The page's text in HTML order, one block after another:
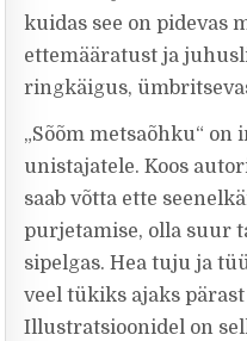
kuidas see on pidevas
ettemääratust ja
ringkäigus,
„Sõõm metsaõhku“
unistajatele. Koos
saab võtta ette
purjetamise, olla suur
sipelgas. Hea tuju ja
veel tükiks ajaks
Illustratsioonidel on